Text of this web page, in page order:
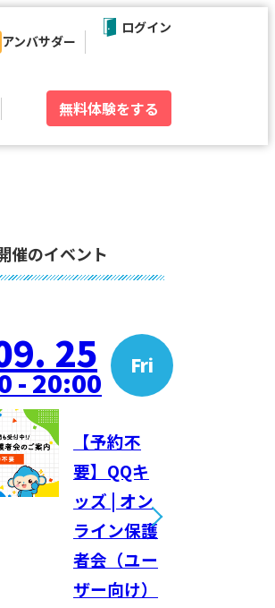
アンバサダー
無料体験をする
ログイン
催のイベント
25 Fri
- 20:00
【予約不
要】QQキ
ッズ | オン
ライン保護
者会（ユー
ザー向け）